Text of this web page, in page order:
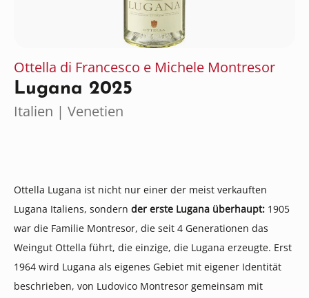
Ottella di Francesco e Michele Montresor
Lugana 2025
Italien | Venetien
Ottella Lugana ist nicht nur einer der meist verkauften
Lugana Italiens, sondern der erste Lugana überhaupt: 1905
war die Familie Montresor, die seit 4 Generationen das
Weingut Ottella führt, die einzige, die Lugana erzeugte. Erst
1964 wird Lugana als eigenes Gebiet mit eigener Identität
beschrieben, von Ludovico Montresor gemeinsam mit